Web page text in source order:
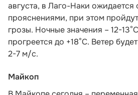
августа, в Лаго-Наки ожидается
прояснениями, при этом
грозы. Ночные значения – 12-
прогреется до +18°С. Ветер
2-7 м/с.
Майкоп